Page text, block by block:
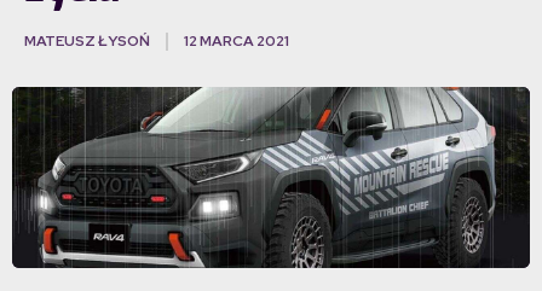
MATEUSZ ŁYSOŃ 12 MARCA 2021